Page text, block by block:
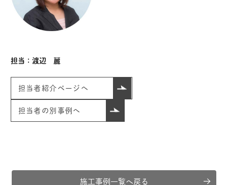
担当： 渡辺 麗
担当者紹介ページへ
担当者の別事例へ
施工事例一覧へ戻る